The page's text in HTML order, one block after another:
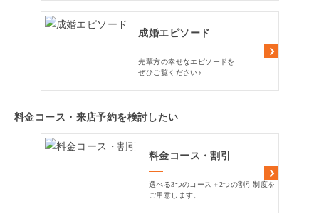
成婚エピソード
先輩方の幸せなエピソードを
ぜひご覧ください♪
料金コース・来店予約を検討したい
料金コース・割引
選べる3つのコース＋2つの割引制度を
ご用意します。